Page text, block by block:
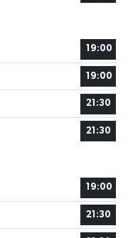
19:00
19:00
21:30
21:30
19:00
21:30